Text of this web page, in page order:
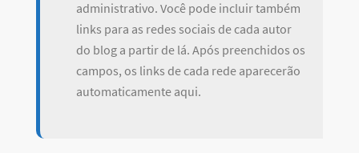
administrativo. Você pode incluir também
links para as redes sociais de cada autor
do blog a partir de lá. Após preenchidos os
campos, os links de cada rede aparecerão
automaticamente aqui.